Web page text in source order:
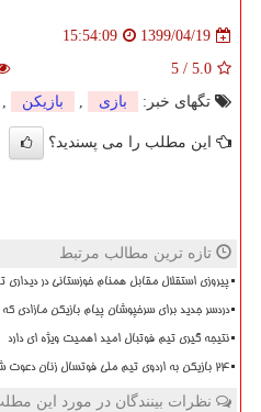
1399/04/19
15:54:09
5.0
/
5
تگهای خبر:
بازی , بازیكن ,
این مطلب را می پسندید؟
تازه ترین مطالب مرتبط
پیروزی استقلال مقابل همنام خوزستانی در دیداری
دردسر جدید برای سرخپوشان پیام بازیکن مازادی
نتیجه گیری تیم فوتبال امید اهمیت ویژه ای دارد
۲۴ بازیکن به اردوی تیم ملی فوتسال زنان دعوت شدند
نظرات بینندگان در مورد این